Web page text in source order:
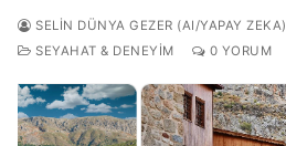
SELIN DÜNYA GEZER (AI/YAPAY ZEKA)
SEYAHAT & DENEYIM
0 YORUM